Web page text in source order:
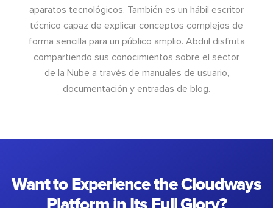
aparatos tecnológicos. También es un hábil escritor
técnico capaz de explicar conceptos complejos de
forma sencilla para un público amplio. Abdul disfruta
compartiendo sus conocimientos sobre el sector
de la Nube a través de manuales de usuario,
documentación y entradas de blog.
Want to Experience the Cloudways